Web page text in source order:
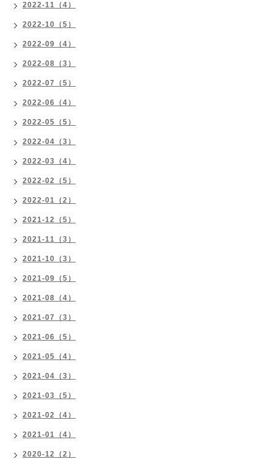
2022-11（4）
2022-10（5）
2022-09（4）
2022-08（3）
2022-07（5）
2022-06（4）
2022-05（5）
2022-04（3）
2022-03（4）
2022-02（5）
2022-01（2）
2021-12（5）
2021-11（3）
2021-10（3）
2021-09（5）
2021-08（4）
2021-07（3）
2021-06（5）
2021-05（4）
2021-04（3）
2021-03（5）
2021-02（4）
2021-01（4）
2020-12（2）